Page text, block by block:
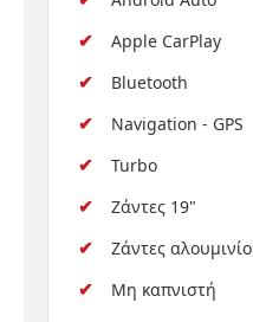
Apple CarPlay
Bluetooth
Navigation - GPS
Turbo
Ζάντες 19"
Ζάντες αλουμινίου
Μη καπνιστή